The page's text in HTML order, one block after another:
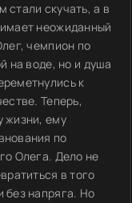
стали скучать, а в
неожиданный
чемпион по
на воде, но и душа
к
Теперь,
жизни, ему
по
Олега. Дело не
в того
без напряга. Но